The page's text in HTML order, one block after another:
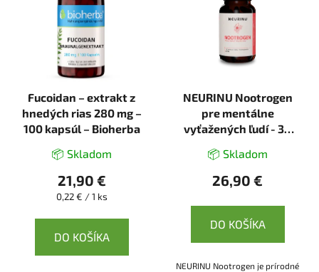
Fucoidan – extrakt z
hnedých rias 280 mg –
100 kapsúl – Bioherba
📦 Skladom
21,90 €
Jednotková
0,22 € / 1 ks
DO KOŠÍKA
NEURINU Nootrogen
pre mentálne
vyťažených ľudí - 30
📦 Skladom
26,90 €
DO KOŠÍKA
NEURINU Nootrogen je prírodné